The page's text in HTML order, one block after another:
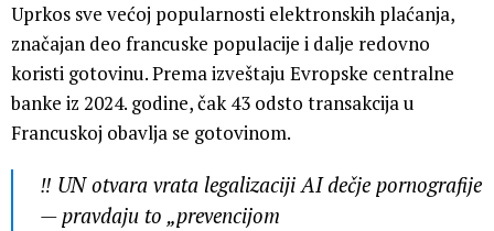
Uprkos sve većoj popularnosti elektronskih plaćanja,
značajan deo francuske populacije i dalje redovno
koristi gotovinu. Prema izveštaju Evropske centralne
banke iz 2024. godine, čak 43 odsto transakcija u
Francuskoj obavlja se gotovinom.
‼️ UN otvara vrata legalizaciji AI dečje pornografije
— pravdaju to „prevencijom